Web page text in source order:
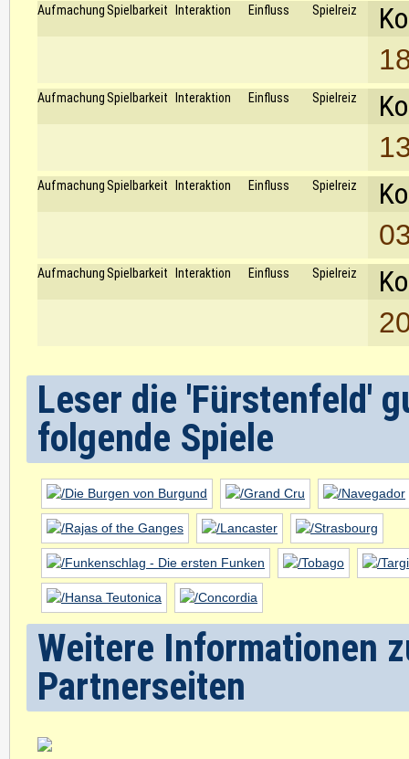
Aufmachung Spielbarkeit Interaktion Einfluss Spielreiz
Aufmachung Spielbarkeit Interaktion Einfluss Spielreiz
Aufmachung Spielbarkeit Interaktion Einfluss Spielreiz
Aufmachung Spielbarkeit Interaktion Einfluss Spielreiz
Leser die 'Fürstenfeld'
folgende Spiele
Weitere Informationen
Partnerseiten